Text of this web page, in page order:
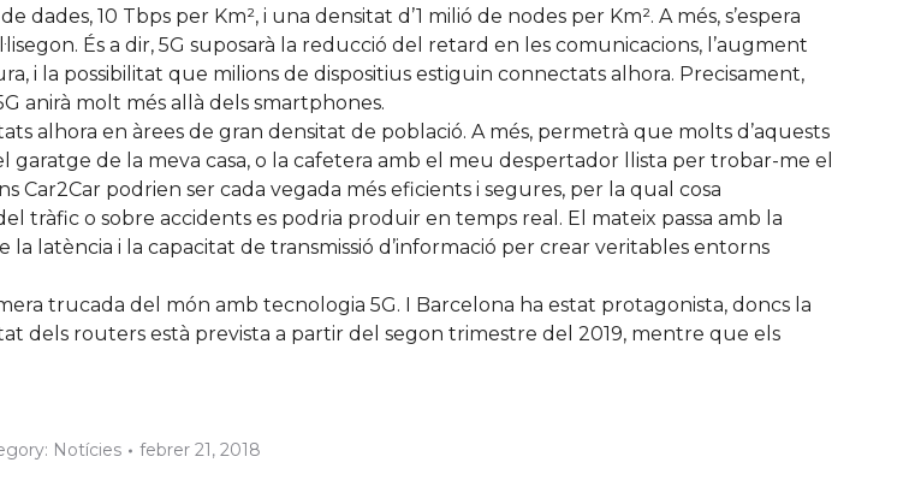
10 Tbps per Km², i una densitat d’1 milió de nodes per Km². A més, s’espera
És a dir, 5G suposarà la reducció del retard en les comunicacions, l’augment
i la possibilitat que milions de dispositius estiguin connectats alhora. Precisament,
anirà molt més allà dels smartphones.
alhora en àrees de gran densitat de població. A més, permetrà que molts d’aquests
de la meva casa, o la cafetera amb el meu despertador llista per trobar-me el
podrien ser cada vegada més eficients i segures, per la qual cosa
tràfic o sobre accidents es podria produir en temps real. El mateix passa amb la
latència i la capacitat de transmissió d’informació per crear veritables entorns
trucada del món amb tecnologia 5G. I Barcelona ha estat protagonista, doncs la
dels routers està prevista a partir del segon trimestre del 2019, mentre que els
Notícies febrer 21, 2018